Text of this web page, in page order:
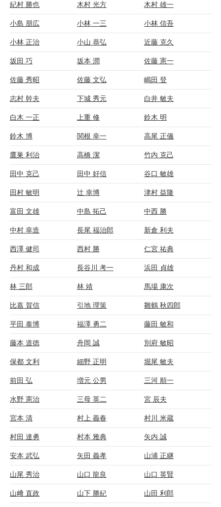
紀村 勝也 木村 光方 木村 雄一
小島 朋広 小林 一三 小林 信吾
小林 正治 小山 恭弘 近藤 克久
坂田 巧 坂本 潤 佐藤 憲一
佐藤 秀昭 佐藤 文弘 嶋田 登
志村 幹夫 下城 秀元 白井 敏夫
白木 一正 上重 修 鈴木 明
鈴木 博 関根 幸一 高尾 正儀
鷹巣 利治 高橋 潔 竹内 克己
田中 克己 田中 好信 谷口 敏雄
田村 敏明 辻 幸博 津村 益隆
富田 文雄 中島 拓己 中西 勝
中村 幸造 長尾 福治郎 新倉 利夫
西澤 健司 西村 勝 仁宮 祐典
丹村 和成 長谷川 考一 浜田 貞雄
林 三郎 林 靖 馬場 康次
比嘉 賀信 引地 理策 雛鶴 秋四郎
平田 泰博 福澤 勇二 藤田 敏和
藤本 道徳 舟岡 誠 別府 敏昭
保都 文利 細野 正明 堀尾 敏夫
前田 弘 増元 公男 三河 順一
水野 憲治 三母 英二 宮 辰夫
宮本 清 村上 義春 村川 米蔵
村田 達勇 村本 雅典 矢内 誠
安本 武弘 矢田 義孝 山浦 正継
山尾 秀治 山口 龍良 山口 英賢
山﨑 直政 山下 勝紀 山田 利郎